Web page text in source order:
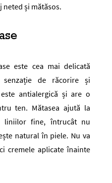
și mătăsos.
este cea mai delicată
de răcorire și
antialergică și are o
ten. Mătasea ajută la
liniilor fine, întrucât nu
natural în piele. Nu va
cremele aplicate înainte